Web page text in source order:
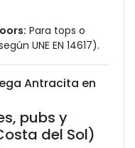
Para tops o
UNE EN 14617).
Antracita en
pubs y
del Sol)